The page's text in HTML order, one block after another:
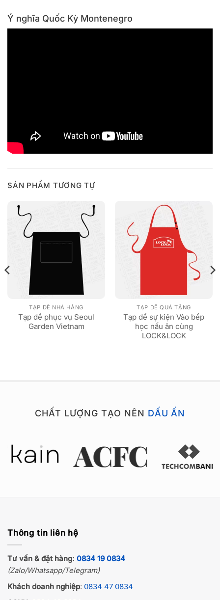
Ý nghĩa Quốc Kỳ Montenegro
SẢN PHẨM TƯƠNG TỰ
TẠP DỀ NHÀ HÀNG
Tạp dề phục vụ Seoul
Garden Vietnam
TẠP DỀ QUÀ TẶNG
Tạp dề sự kiện Vào bếp
học nấu ăn cùng
LOCK&LOCK
CHẤT LƯỢNG TẠO NÊN DẤU ẤN
Thông tin liên hệ
Tư vấn & đặt hàng: 0834 19 0834
(Zalo/Whatsapp/Telegram)
Khách doanh nghiệp: 0834 47 0834